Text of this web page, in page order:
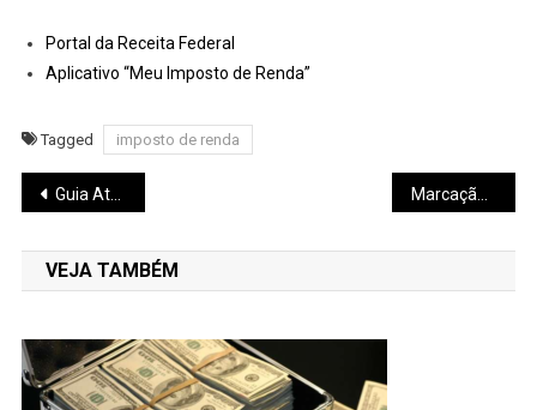
Portal da Receita Federal
Aplicativo “Meu Imposto de Renda”
Tagged imposto de renda
Navegação
de
Post
Guia Atualizado do Minha Casa Minha Vida 2025: Nova Faixa 4 e Todas as Regras
VEJA TAMBÉM